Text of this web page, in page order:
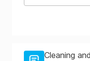
Cleaning